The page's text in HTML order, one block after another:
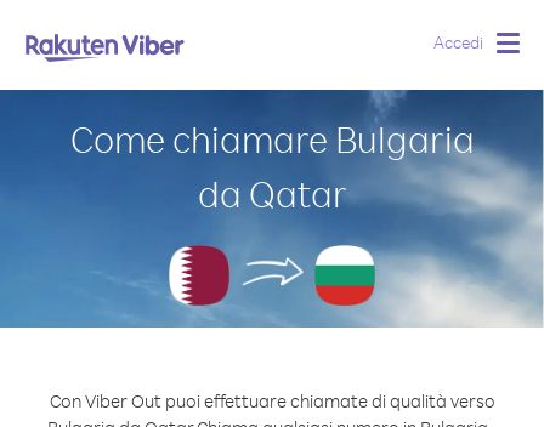
Accedi
Come chiamare Bulgaria
da Qatar
Con Viber Out puoi effettuare chiamate di qualità verso